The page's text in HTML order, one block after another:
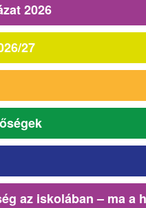
2026
27
az iskolában – ma a